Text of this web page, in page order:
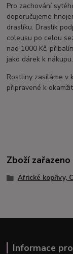
Pro zachování
doporučujeme
draslíku. Draslík
coleusu po celou
nad 1000 Kč,
jako dárek k nákupu.
Rostliny zasíláme v
připravené k
Zboží
Africké kopřivy,
Informace